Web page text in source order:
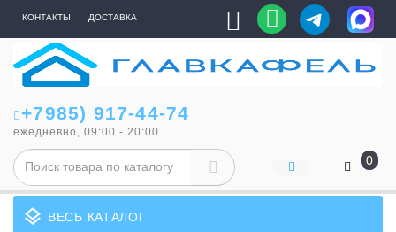
КОНТАКТЫ ДОСТАВКА
+7985) 917-44-74
ежедневно, 09:00 - 20:00
0
layers ВЕСЬ КАТАЛОГ